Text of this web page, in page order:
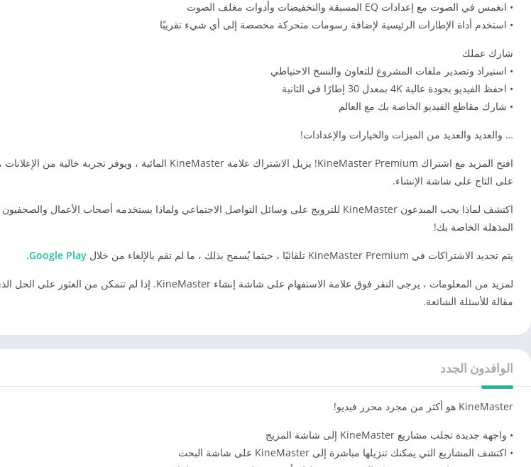
• انغمس في الصوت مع إعدادات EQ المسبقة والتخفيضات وأدوات مغلف الصوت
• استخدم أداة الإطارات الرئيسية لإضافة رسومات متحركة مخصصة إلى أي شيء تقريبًا
شارك عملك
• استيراد وتصدير ملفات المشروع للتعاون والنسخ الاحتياطي
• احفظ الفيديو بجودة عالية 4K بمعدل 30 إطارًا في الثانية
• شارك مقاطع الفيديو الخاصة بك مع العالم
… والعديد والعديد من الميزات والخيارات والإعدادات!
على التاج على شاشة الإنشاء.
المذهلة الخاصة بك!
يتم تجديد الاشتراكات في KineMaster Premium تلقائيًا ، حيثما يُسمح بذلك ، ما لم تقم بالإلغاء من خلال Google Play
.
مقالة للأسئلة الشائعة.
الوافدون الجدد
KineMaster هو أكثر من مجرد محرر فيديو!
• واجهة جديدة تجلب مشاريع KineMaster إلى شاشة المزيج
• اكتشف المشاريع التي يمكنك تنزيلها مباشرة إلى KineMaster على شاشة البحث